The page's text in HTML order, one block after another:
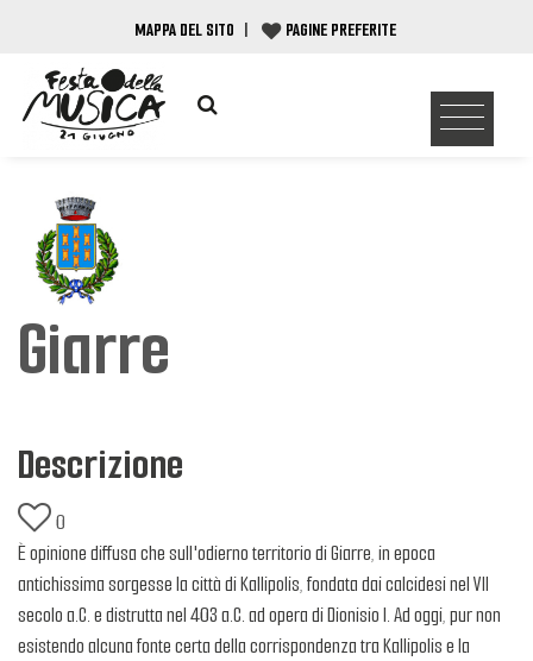
MAPPA DEL SITO | PAGINE PREFERITE
Giarre
Descrizione
0
È opinione diffusa che sull'odierno territorio di Giarre, in epoca
antichissima sorgesse la città di Kallipolis, fondata dai calcidesi nel VII
secolo a.C. e distrutta nel 403 a.C. ad opera di Dionisio I. Ad oggi, pur non
esistendo alcuna fonte certa della corrispondenza tra Kallipolis e la